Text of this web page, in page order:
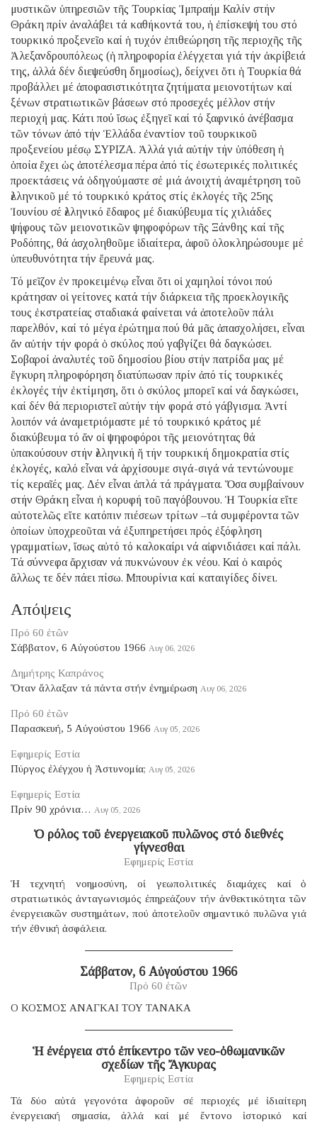
μυστικῶν ὑπηρεσιῶν τῆς Τουρκίας Ἰμπραήμ Καλίν στήν
Θράκη πρίν ἀναλάβει τά καθήκοντά του, ἡ ἐπίσκεψή του στό
τουρκικό προξενεῖο καί ἡ τυχόν ἐπιθεώρηση τῆς περιοχῆς τῆς
Ἀλεξανδρουπόλεως (ἡ πληροφορία ἐλέγχεται γιά τήν ἀκρίβειά
της, ἀλλά δέν διεψεύσθη δημοσίως), δείχνει ὅτι ἡ Τουρκία θά
προβάλλει μέ ἀποφασιστικότητα ζητήματα μειονοτήτων καί
ξένων στρατιωτικῶν βάσεων στό προσεχές μέλλον στήν
περιοχή μας. Κάτι πού ἴσως ἐξηγεῖ καί τό ξαφνικό ἀνέβασμα
τῶν τόνων ἀπό τήν Ἑλλάδα ἐναντίον τοῦ τουρκικοῦ
προξενείου μέσῳ ΣΥΡΙΖΑ. Ἀλλά γιά αὐτήν τήν ὑπόθεση ἡ
ὁποία ἔχει ὡς ἀποτέλεσμα πέρα ἀπό τίς ἐσωτερικές πολιτικές
προεκτάσεις νά ὁδηγούμαστε σέ μιά ἀνοιχτή ἀναμέτρηση τοῦ
ἑλληνικοῦ μέ τό τουρκικό κράτος στίς ἐκλογές τῆς 25ης
Ἰουνίου σέ ἑλληνικό ἔδαφος μέ διακύβευμα τίς χιλιάδες
ψήφους τῶν μειονοτικῶν ψηφοφόρων τῆς Ξάνθης καί τῆς
Ροδόπης, θά ἀσχοληθοῦμε ἰδιαίτερα, ἀφοῦ ὁλοκληρώσουμε μέ
ὑπευθυνότητα τήν ἔρευνά μας.
Τό μεῖζον ἐν προκειμένῳ εἶναι ὅτι οἱ χαμηλοί τόνοι πού
κράτησαν οἱ γείτονες κατά τήν διάρκεια τῆς προεκλογικῆς
τους ἐκστρατείας σταδιακά φαίνεται νά ἀποτελοῦν πάλι
παρελθόν, καί τό μέγα ἐρώτημα πού θά μᾶς ἀπασχολήσει, εἶναι
ἄν αὐτήν τήν φορά ὁ σκύλος πού γαβγίζει θά δαγκώσει.
Σοβαροί ἀναλυτές τοῦ δημοσίου βίου στήν πατρίδα μας μέ
ἔγκυρη πληροφόρηση διατύπωσαν πρίν ἀπό τίς τουρκικές
ἐκλογές τήν ἐκτίμηση, ὅτι ὁ σκύλος μπορεῖ καί νά δαγκώσει,
καί δέν θά περιοριστεῖ αὐτήν τήν φορά στό γάβγισμα. Ἀντί
λοιπόν νά ἀναμετριόμαστε μέ τό τουρκικό κράτος μέ
διακύβευμα τό ἄν οἱ ψηφοφόροι τῆς μειονότητας θά
ὑπακούσουν στήν ἑλληνική ἤ τήν τουρκική δημοκρατία στίς
ἐκλογές, καλό εἶναι νά ἀρχίσουμε σιγά-σιγά νά τεντώνουμε
τίς κεραῖές μας. Δέν εἶναι ἁπλά τά πράγματα. Ὅσα συμβαίνουν
στήν Θράκη εἶναι ἡ κορυφή τοῦ παγόβουνου. Ἡ Τουρκία εἴτε
αὐτοτελῶς εἴτε κατόπιν πιέσεων τρίτων –τά συμφέροντα τῶν
ὁποίων ὑποχρεοῦται νά ἐξυπηρετήσει πρός ἐξόφληση
γραμματίων, ἴσως αὐτό τό καλοκαίρι νά αἰφνιδιάσει καί πάλι.
Τά σύννεφα ἄρχισαν νά πυκνώνουν ἐκ νέου. Καί ὁ καιρός
ἄλλως τε δέν πάει πίσω. Μπουρίνια καί καταιγίδες δίνει.
Απόψεις
Πρό 60 ἐτῶν
Σάββατον, 6 Αὐγούστου 1966 Αυγ 06, 2026
Δημήτρης Καπράνος
Ὅταν ἄλλαξαν τά πάντα στήν ἐνημέρωση Αυγ 06, 2026
Πρό 60 ἐτῶν
Παρασκευή, 5 Αὐγούστου 1966 Αυγ 05, 2026
Εφημερίς Εστία
Πύργος ἐλέγχου ἡ Ἀστυνομία; Αυγ 05, 2026
Εφημερίς Εστία
Πρίν 90 χρόνια… Αυγ 05, 2026
Ὁ ρόλος τοῦ ἐνεργειακοῦ πυλῶνος στό διεθνές
γίγνεσθαι
Εφημερίς Εστία
Ἡ τεχνητή νοημοσύνη, οἱ γεωπολιτικές διαμάχες καί ὁ
στρατιωτικός ἀνταγωνισμός ἐπηρεάζουν τήν ἀνθεκτικότητα τῶν
ἐνεργειακῶν συστημάτων, πού ἀποτελοῦν σημαντικό πυλῶνα γιά
τήν ἐθνική ἀσφάλεια.
Σάββατον, 6 Αὐγούστου 1966
Πρό 60 ἐτῶν
Ο ΚΟΣΜΟΣ ΑΝΑΓΚΑΙ ΤΟΥ ΤΑΝΑΚΑ
Ἡ ἐνέργεια στό ἐπίκεντρο τῶν νεο-ὀθωμανικῶν
σχεδίων τῆς Ἄγκυρας
Εφημερίς Εστία
Τά δύο αὐτά γεγονότα ἀφοροῦν σέ περιοχές μέ ἰδιαίτερη
ἐνεργειακή σημασία, ἀλλά καί μέ ἔντονο ἱστορικό καί